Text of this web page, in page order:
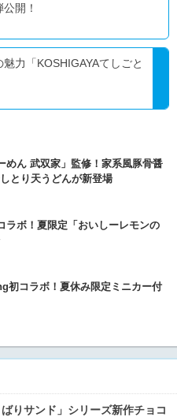
開！
力「KOSHIGAYAてしごと
めん 武双家」監修！家系風豚骨醤
とり天うどんが新登場
ラボ！夏限定「おいしーレモンの
初コラボ！夏休み限定ミニカー付
りサンド」シリーズ新作チョコ